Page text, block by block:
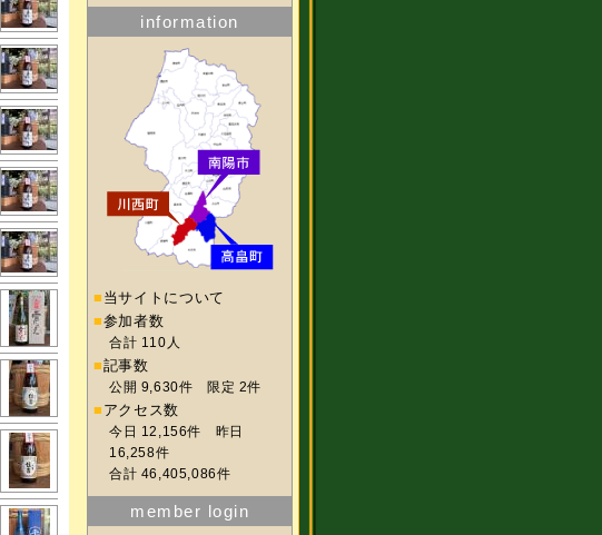
information
■ 当サイトについて
■参加者数
合計 110人
■記事数
公開 9,630件 限定 2件
■ アクセス数
今日 12,156件 昨日
16,258件
合計 46,405,086件
member login